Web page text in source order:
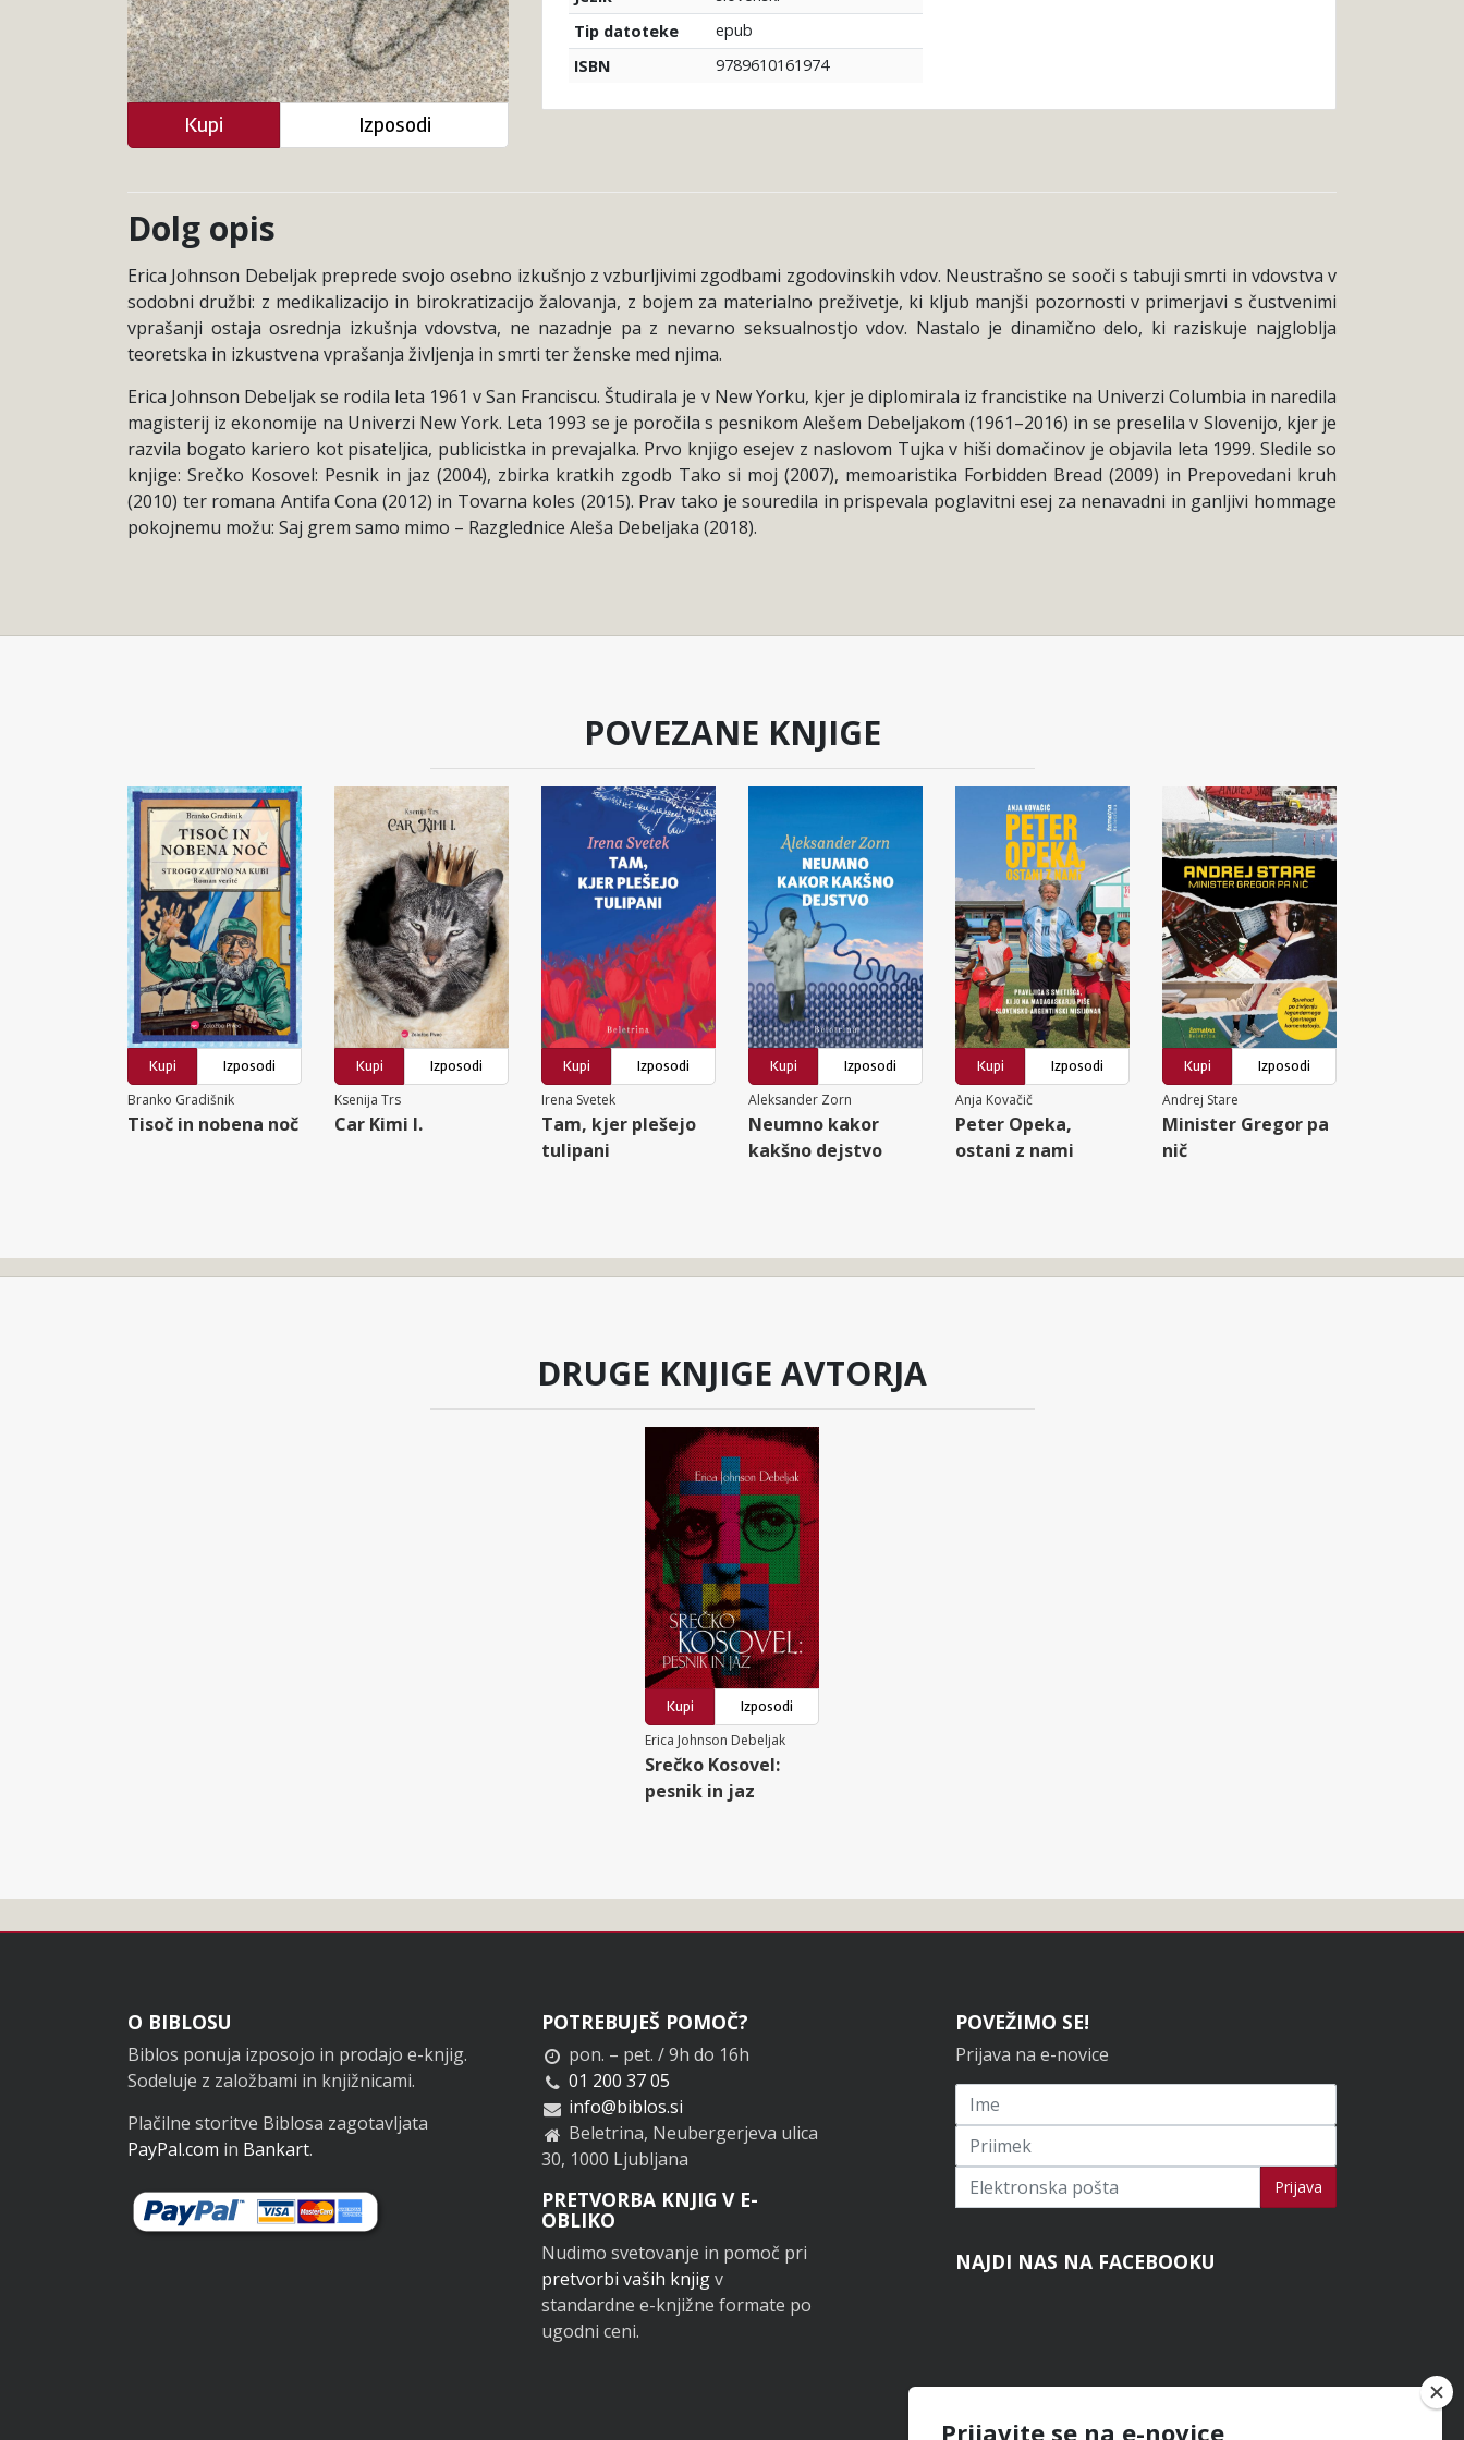
Tip datoteke
epub
ISBN
9789610161974
Kupi Izposodi
Dolg opis
Erica Johnson Debeljak preprede svojo osebno izkušnjo z vzburljivimi zgodbami zgodovinskih vdov. Neustrašno se sooči s tabuji smrti in vdovstva v
sodobni družbi: z medikalizacijo in birokratizacijo žalovanja, z bojem za materialno preživetje, ki kljub manjši pozornosti v primerjavi s čustvenimi
vprašanji ostaja osrednja izkušnja vdovstva, ne nazadnje pa z nevarno seksualnostjo vdov. Nastalo je dinamično delo, ki raziskuje najgloblja
teoretska in izkustvena vprašanja življenja in smrti ter ženske med njima.
Erica Johnson Debeljak se rodila leta 1961 v San Franciscu. Študirala je v New Yorku, kjer je diplomirala iz francistike na Univerzi Columbia in naredila
magisterij iz ekonomije na Univerzi New York. Leta 1993 se je poročila s pesnikom Alešem Debeljakom (1961–2016) in se preselila v Slovenijo, kjer je
razvila bogato kariero kot pisateljica, publicistka in prevajalka. Prvo knjigo esejev z naslovom Tujka v hiši domačinov je objavila leta 1999. Sledile so
knjige: Srečko Kosovel: Pesnik in jaz (2004), zbirka kratkih zgodb Tako si moj (2007), memoaristika Forbidden Bread (2009) in Prepovedani kruh
(2010) ter romana Antifa Cona (2012) in Tovarna koles (2015). Prav tako je souredila in prispevala poglavitni esej za nenavadni in ganljivi hommage
pokojnemu možu: Saj grem samo mimo – Razglednice Aleša Debeljaka (2018).
POVEZANE KNJIGE
Kupi
Izposodi
Branko Gradišnik
Tisoč in nobena noč
Kupi
Izposodi
Ksenija Trs
Car Kimi I.
Kupi
Izposodi
Irena Svetek
Tam, kjer plešejo
tulipani
Kupi
Izposodi
Aleksander Zorn
Neumno kakor
kakšno dejstvo
Kupi
Izposodi
Anja Kovačič
Peter Opeka,
ostani z nami
Kupi
Izposodi
Andrej Stare
Minister Gregor pa
nič
DRUGE KNJIGE AVTORJA
Kupi
Izposodi
Erica Johnson Debeljak
Srečko Kosovel:
pesnik in jaz
Noga
O BIBLOSU
Biblos ponuja izposojo in prodajo e-knjig.
Sodeluje z založbami in knjižnicami.
Plačilne storitve Biblosa zagotavljata
PayPal.com in Bankart.
POTREBUJEŠ POMOČ?
pon. – pet. / 9h do 16h
01 200 37 05
info@biblos.si
Beletrina, Neubergerjeva ulica
30, 1000 Ljubljana
PRETVORBA KNJIG V E-
OBLIKO
Nudimo svetovanje in pomoč pri
pretvorbi vaših knjigv
standardne e-knjižne formate po
ugodni ceni.
POVEŽIMO SE!
Prijava na e-novice
Prijavi se na novice Prijava
NAJDI NAS NA FACEBOOKU
Prijavite se na e-novice